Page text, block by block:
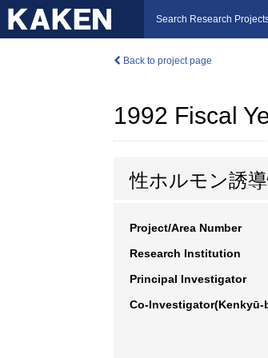
Search Research
Back to project page
1992 Fiscal
性ホルモン誘
Project/Area Number
Research Institution
Principal Investigator
Co-Investigator(Kenkyū-